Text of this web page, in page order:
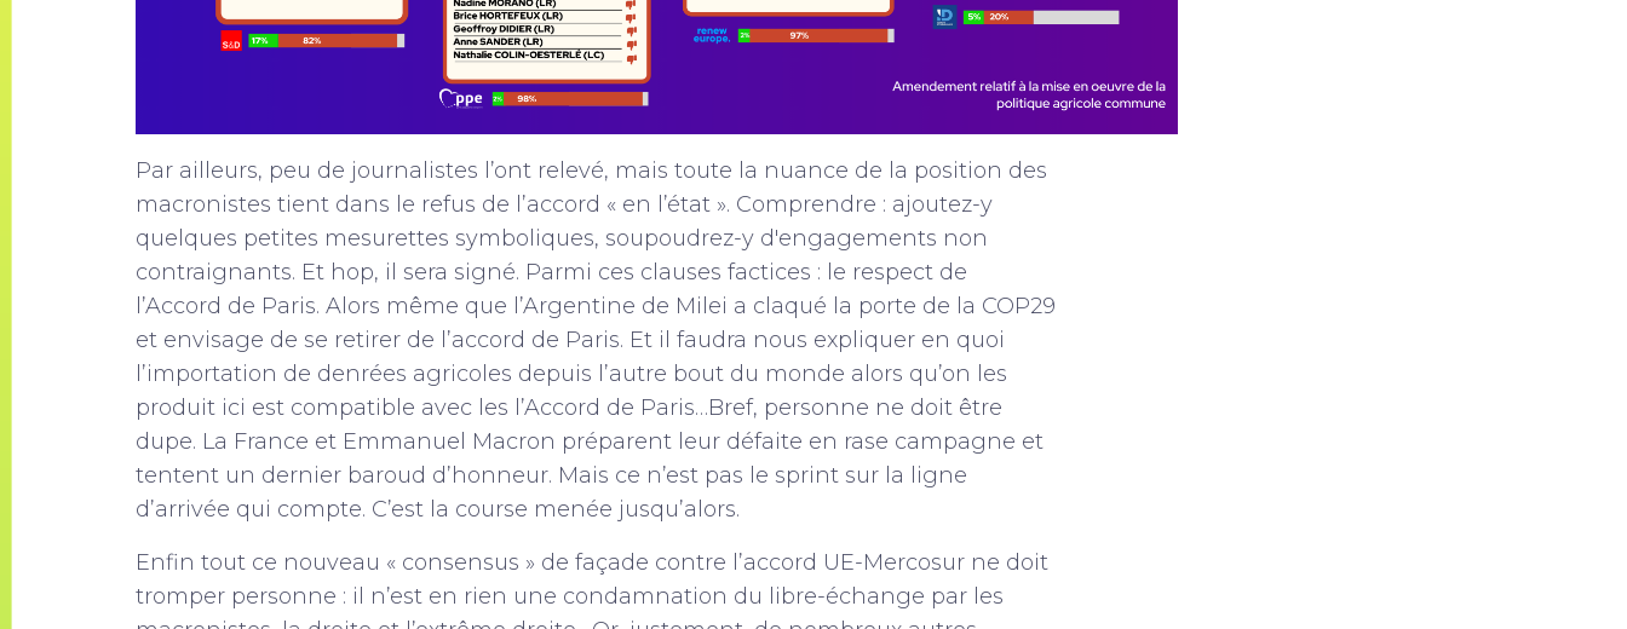
Par ailleurs, peu de journalistes l’ont relevé, mais toute la nuance de la position des
macronistes tient dans le refus de l’accord « en l’état ». Comprendre : ajoutez-y
quelques petites mesurettes symboliques, soupoudrez-y d'engagements non
contraignants. Et hop, il sera signé. Parmi ces clauses factices : le respect de
l’Accord de Paris. Alors même que l’Argentine de Milei a claqué la porte de la COP29
et envisage de se retirer de l’accord de Paris. Et il faudra nous expliquer en quoi
l’importation de denrées agricoles depuis l’autre bout du monde alors qu’on les
produit ici est compatible avec les l’Accord de Paris…Bref, personne ne doit être
dupe. La France et Emmanuel Macron préparent leur défaite en rase campagne et
tentent un dernier baroud d’honneur. Mais ce n’est pas le sprint sur la ligne
d’arrivée qui compte. C’est la course menée jusqu’alors.
Enfin tout ce nouveau « consensus » de façade contre l’accord UE-Mercosur ne doit
tromper personne : il n’est en rien une condamnation du libre-échange par les